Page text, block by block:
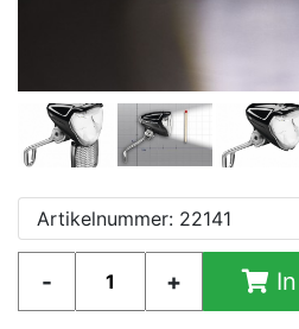
Artikelnummer: 22141